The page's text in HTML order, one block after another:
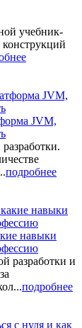
учебник-
конструкций
JVM,
подробнее
навыки
разработки и
подробнее